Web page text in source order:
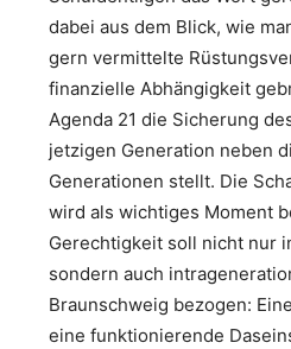
dabei aus dem Blick, wie
gern vermittelte
finanzielle Abhängigkeit
Agenda 21 die Sicherung
jetzigen Generation neben
Generationen stellt. Die
wird als wichtiges Moment
Gerechtigkeit soll nicht nur
sondern auch
Braunschweig bezogen:
eine funktionierende